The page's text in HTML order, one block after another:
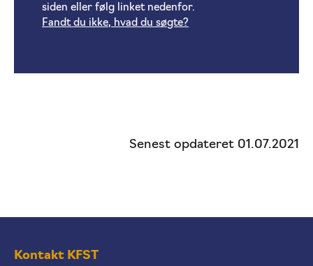
siden eller følg linket nedenfor.
Fandt du ikke, hvad du søgte?
Senest opdateret 01.07.2021
Kontakt KFST